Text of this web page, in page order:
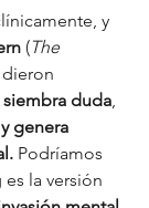
y
(The
dieron
duda,
genera
Podríamos
la versión